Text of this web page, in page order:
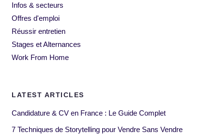
Infos & secteurs
Offres d'emploi
Réussir entretien
Stages et Alternances
Work From Home
LATEST ARTICLES
Candidature & CV en France : Le Guide Complet
7 Techniques de Storytelling pour Vendre Sans Vendre